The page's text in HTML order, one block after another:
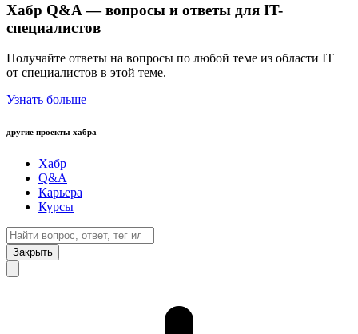
Хабр Q&A — вопросы и ответы для IT-
специалистов
Получайте ответы на вопросы по любой теме из области IT
от специалистов в этой теме.
Узнать больше
другие проекты хабра
Хабр
Q&A
Карьера
Курсы
Закрыть